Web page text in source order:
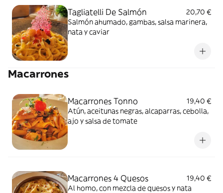
Tagliatelli De Salmón
20,70 €
Salmón ahumado, gambas, salsa marinera,
nata y caviar
Macarrones
Macarrones Tonno
19,40 €
Atún, aceitunas negras, alcaparras, cebolla,
ajo y salsa de tomate
Macarrones 4 Quesos
19,40 €
Al homo, con mezcla de quesos y nata